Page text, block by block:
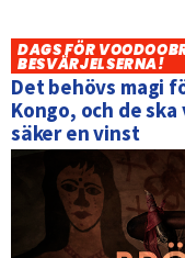
DAGS FÖR
BESVÄRJELSERNA!
Det behövs magi
Kongo, och de
säker en vinst